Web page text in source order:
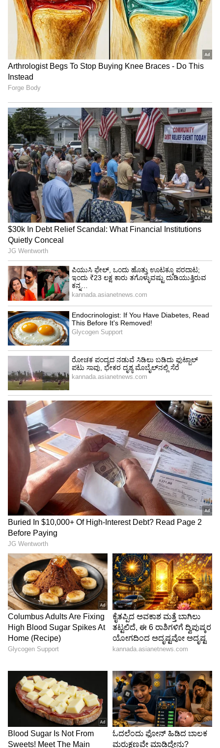
ಆಸಾಮಿ, ಮೇಲಿಂದ ಮೇಲೆ ವಂಚನೆಗೊಳಗಾದವರ
ದೂರುಗಳು ಬಂದ ಹಿನ್ನೆಲೆ ಕೇಸ್ ದಾಖಲಿಸಿಕೊಂಡಿದ್ದ
ಪೊಲೀಸರು ಖದೀಮನ ಬೆನ್ನು ಬಿದ್ದಿದ್ದರು. ಕೊನೆಗೂ
ಆರೋಪಿಯನ್ನ ಹೆಡೆಮುರಿಕಟ್ಟಿ ಎಳೆದು ತಂದು
ವಿಚಾರಣೆಗೊಳಪಡಿಸಿದ್ದಾರೆ.
"ರಾಜಕೀಯ ಬೇಡ, ಸಿನಿಮಾನೇ ಪ್ರಾಣ":
ಕನಕೋತ್ಸವದಲ್ಲಿ ರಿಷಬ್ ಶೆಟ್ಟಿ | Rishab
Shetty speech | Suvarna News
ಶೇ.50 ರಿಂದ ಶೇ.18 ಕ್ಕೆ TAX ಇಳಿಕೆ: ಮೋದಿ-
ಟ್ರಂಪ್ ಐತಿಹಾಸಿಕ ಒಪ್ಪಂದ | India US
Trade Deal | Party Rounds